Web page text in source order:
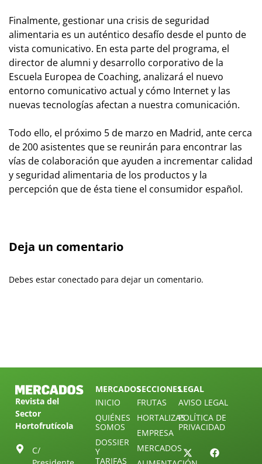
Finalmente, gestionar una crisis de seguridad
alimentaria es un auténtico desafío desde el punto de
vista comunicativo. En esta parte del programa, el
director de alumni y desarrollo corporativo de la
Escuela Europea de Coaching, analizará el nuevo
entorno comunicativo actual y cómo Internet y las
nuevas tecnologías afectan a nuestra comunicación.
Todo ello, el próximo 5 de marzo en Madrid, ante cerca
de 200 asistentes que se reunirán para encontrar las
vías de colaboración que ayuden a incrementar calidad
y seguridad alimentaria de los productos y la
percepción que de ésta tiene el consumidor español.
Deja un comentario
Debes estar conectado para dejar un comentario.
Revista del
Sector
Hortofrutícola
C/
MERCADOS
INICIO
QUIÉNES
SOMOS
DOSSIER
Y
TARIFAS
SECCIONES
FRUTAS
HORTALIZAS
EMPRESA
MERCADOS
LEGAL
AVISO LEGAL
POLÍTICA DE
PRIVACIDAD